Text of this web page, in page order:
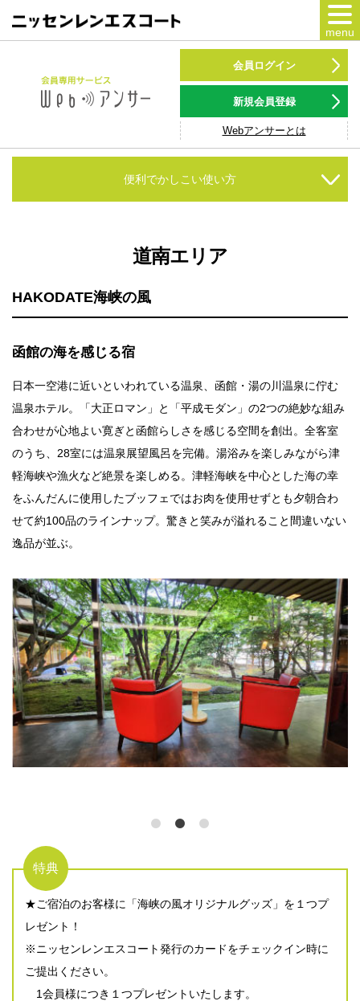
menu
カードをつかう
NSポイント
キャンペーン
サービス
加盟店のみなさま
会員ログイン
新規会員登録
Webアンサーとは
便利でかしこい使い方
道南エリア
HAKODATE海峡の風
函館の海を感じる宿
日本一空港に近いといわれている温泉、函館・湯の川温泉に佇む
温泉ホテル。「大正ロマン」と「平成モダン」の2つの絶妙な組み
合わせが心地よい寛ぎと函館らしさを感じる空間を創出。全客室
のうち、28室には温泉展望風呂を完備。湯浴みを楽しみながら津
軽海峡や漁火など絶景を楽しめる。津軽海峡を中心とした海の幸
をふんだんに使用したブッフェではお肉を使用せずとも夕朝合わ
せて約100品のラインナップ。驚きと笑みが溢れること間違いない
逸品が並ぶ。
特典
★ご宿泊のお客様に「海峡の風オリジナルグッズ」を１つプ
レゼント！
※ニッセンレンエスコート発行のカードをチェックイン時に
ご提出ください。
1会員様につき１つプレゼントいたします。